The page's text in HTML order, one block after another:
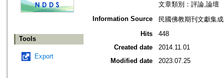
Tools
Export
文章類別：評論,論壇
Information Source
民國佛教期刊文獻集
Hits
448
Created date
2014.11.01
Modified date
2023.07.25